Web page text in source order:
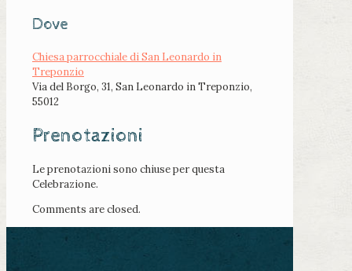
Dove
Chiesa parrocchiale di San Leonardo in
Treponzio
Via del Borgo, 31, San Leonardo in Treponzio,
55012
Prenotazioni
Le prenotazioni sono chiuse per questa
Celebrazione.
Comments are closed.